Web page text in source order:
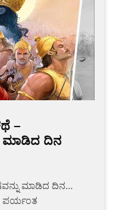
–
ಮಾಡಿದ ದಿನ
ಮಾಡಿದ ದಿನ…
ಪರ್ಯಂತ